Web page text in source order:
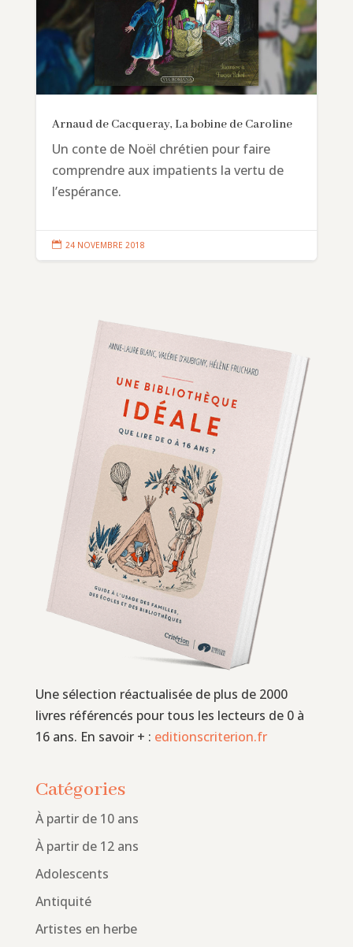
Arnaud de Cacqueray, La bobine de Caroline
Un conte de Noël chrétien pour faire
comprendre aux impatients la vertu de
l’espérance.
 24 NOVEMBRE 2018
Une sélection réactualisée de plus de 2000
livres référencés pour tous les lecteurs de 0 à
16 ans. En savoir + : editionscriterion.fr
Catégories
À partir de 10 ans
À partir de 12 ans
Adolescents
Antiquité
Artistes en herbe